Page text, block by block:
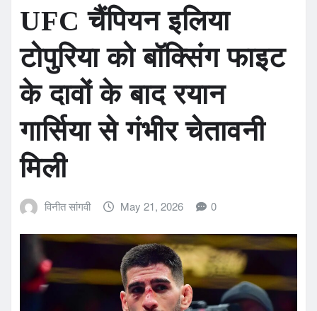
UFC चैंपियन इलिया
टोपुरिया को बॉक्सिंग फाइट
के दावों के बाद रयान
गार्सिया से गंभीर चेतावनी
मिली
विनीत सांगवी May 21, 2026 0